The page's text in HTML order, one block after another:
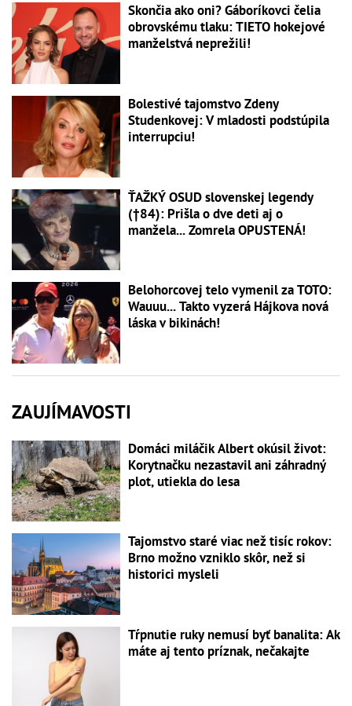
Skončia ako oni? Gáboríkovci čelia
obrovskému tlaku: TIETO hokejové
manželstvá neprežili!
Bolestivé tajomstvo Zdeny
Studenkovej: V mladosti podstúpila
interrupciu!
ŤAŽKÝ OSUD slovenskej legendy
(†84): Prišla o dve deti aj o
manžela... Zomrela OPUSTENÁ!
Belohorcovej telo vymenil za TOTO:
Wauuu... Takto vyzerá Hájkova nová
láska v bikinách!
ZAUJÍMAVOSTI
Domáci miláčik Albert okúsil život:
Korytnačku nezastavil ani záhradný
plot, utiekla do lesa
Tajomstvo staré viac než tisíc rokov:
Brno možno vzniklo skôr, než si
historici mysleli
Tŕpnutie ruky nemusí byť banalita: Ak
máte aj tento príznak, nečakajte